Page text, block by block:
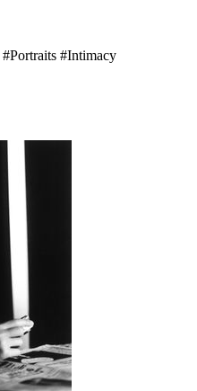
#Portraits #Intimacy